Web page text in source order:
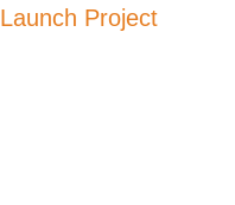
Launch Project